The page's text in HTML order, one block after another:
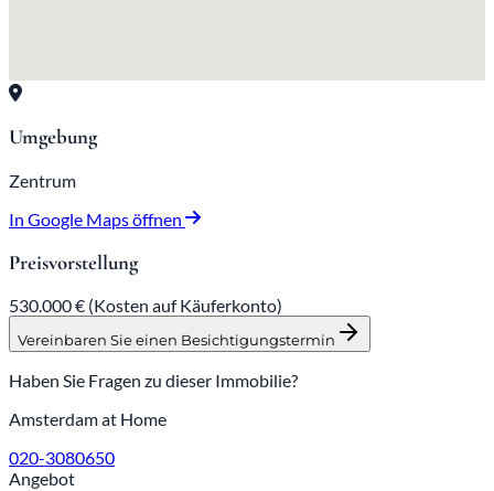
Umgebung
Zentrum
In Google Maps öffnen
Preisvorstellung
530.000 € (Kosten auf Käuferkonto)
Vereinbaren Sie einen Besichtigungstermin
Haben Sie Fragen zu dieser Immobilie?
Amsterdam at Home
020-3080650
Angebot